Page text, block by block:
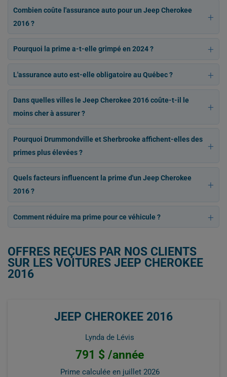
Combien coûte l'assurance auto pour un Jeep Cherokee
2016 ?
Pourquoi la prime a-t-elle grimpé en 2024 ?
L'assurance auto est-elle obligatoire au Québec ?
Dans quelles villes le Jeep Cherokee 2016 coûte-t-il le
moins cher à assurer ?
Pourquoi Drummondville et Sherbrooke affichent-elles des
primes plus élevées ?
Quels facteurs influencent la prime d'un Jeep Cherokee
2016 ?
Comment réduire ma prime pour ce véhicule ?
OFFRES REÇUES PAR NOS CLIENTS
SUR LES VOITURES JEEP CHEROKEE
2016
JEEP CHEROKEE 2016
Lynda de Lévis
791 $ /année
Prime calculée en juillet 2026